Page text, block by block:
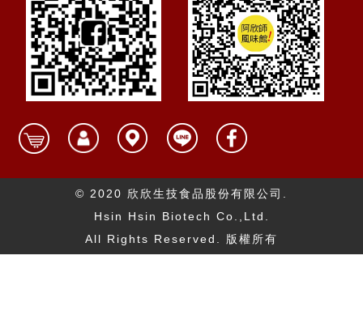
© 2020 欣欣生技食品股份有限公司.
Hsin Hsin Biotech Co.,Ltd.
All Rights Reserved. 版權所有